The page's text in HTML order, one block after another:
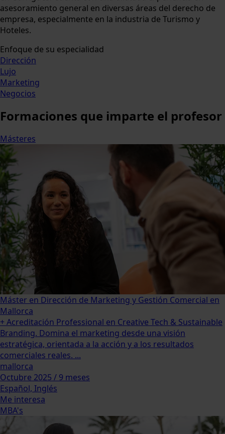
asesoramiento general en diversas áreas del derecho de
empresa, especialmente en la industria de Turismo y
Hoteles.
Enfoque de su especialidad
Dirección
Lujo
Marketing
Negocios
Formaciones que imparte el profesor
Másteres
Máster en Dirección de Marketing y Gestión Comercial en
Mallorca
+ Acreditación Professional en Creative Tech & Sustainable
Branding. Domina el marketing desde una visión
estratégica, orientada a la acción y a los resultados
comerciales reales. ...
mallorca
Octubre 2025 / 9 meses
Español, Inglés
Me interesa
MBA's